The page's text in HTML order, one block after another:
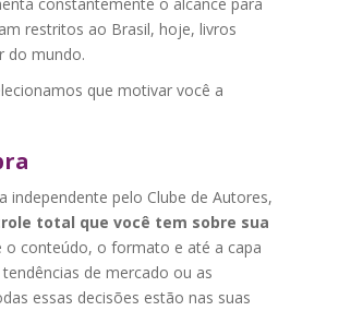
restritos ao Brasil, hoje, livros
do mundo.
que motivar você a
independente pelo Clube de Autores,
total que você tem sobre sua
o conteúdo, o formato e até a capa
de mercado ou as
essas decisões estão nas suas